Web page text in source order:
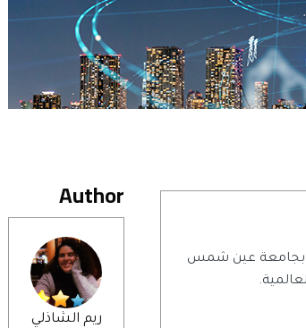
Author
ريم الشاذلي
بجامعة عين شمس